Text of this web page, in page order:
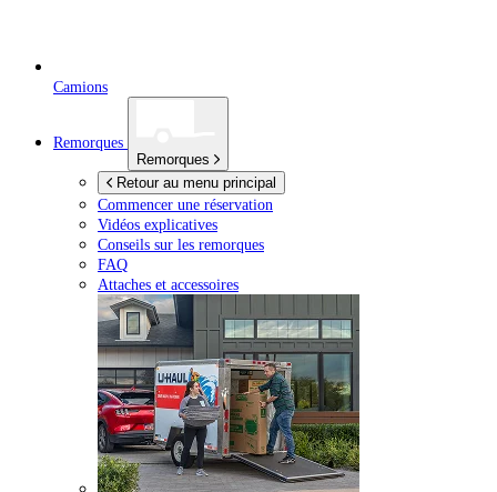
Camions
Remorques
Remorques
Retour au menu principal
Commencer une réservation
Vidéos explicatives
Conseils sur les remorques
FAQ
Attaches et accessoires